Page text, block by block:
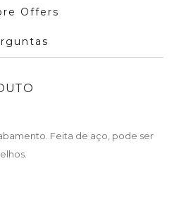
Offers
Feita de aço, pode ser